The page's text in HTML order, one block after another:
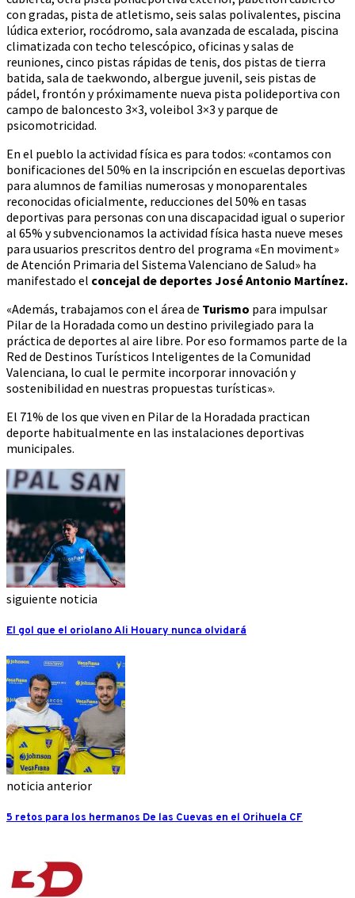
con gradas, pista de atletismo, seis salas polivalentes, piscina
lúdica exterior, rocódromo, sala avanzada de escalada, piscina
climatizada con techo telescópico, oficinas y salas de
reuniones, cinco pistas rápidas de tenis, dos pistas de tierra
batida, sala de taekwondo, albergue juvenil, seis pistas de
pádel, frontón y próximamente nueva pista polideportiva con
campo de baloncesto 3×3, voleibol 3×3 y parque de
psicomotricidad.
En el pueblo la actividad física es para todos: «contamos con
bonificaciones del 50% en la inscripción en escuelas deportivas
para alumnos de familias numerosas y monoparentales
reconocidas oficialmente, reducciones del 50% en tasas
deportivas para personas con una discapacidad igual o superior
al 65% y subvencionamos la actividad física hasta nueve meses
para usuarios prescritos dentro del programa «En moviment»
de Atención Primaria del Sistema Valenciano de Salud» ha
manifestado el concejal de deportes José Antonio Martínez.
«Además, trabajamos con el área de Turismo para impulsar
Pilar de la Horadada como un destino privilegiado para la
práctica de deportes al aire libre. Por eso formamos parte de la
Red de Destinos Turísticos Inteligentes de la Comunidad
Valenciana, lo cual le permite incorporar innovación y
sostenibilidad en nuestras propuestas turísticas».
El 71% de los que viven en Pilar de la Horadada practican
deporte habitualmente en las instalaciones deportivas
municipales.
siguiente noticia
El gol que el oriolano Ali Houary nunca olvidará
noticia anterior
5 retos para los hermanos De las Cuevas en el Orihuela CF